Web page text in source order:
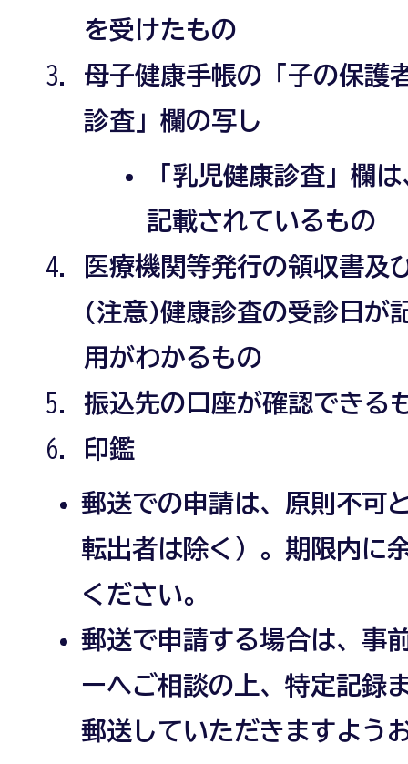
を受けたもの
母子健康手帳の「子の保護
診査」欄の写し
「乳児健康診査」欄
記載されているもの
医療機関等発行の領収書及
(注意)健康診査の受診日が
用がわかるもの
振込先の口座が確認できる
印鑑
郵送での申請は、原則不可
転出者は除く）。期限内に
ください。
郵送で申請する場合は、事
ーへご相談の上、特定記録
郵送していただきますよう